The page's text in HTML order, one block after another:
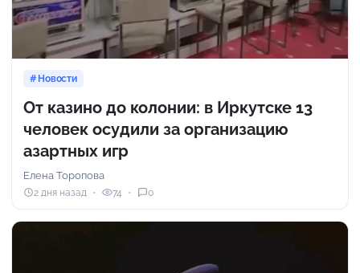
Новости
От казино до колонии: в Иркутске 13
человек осудили за организацию
азартных игр
Елена Торопова
2 дня назад 74 0